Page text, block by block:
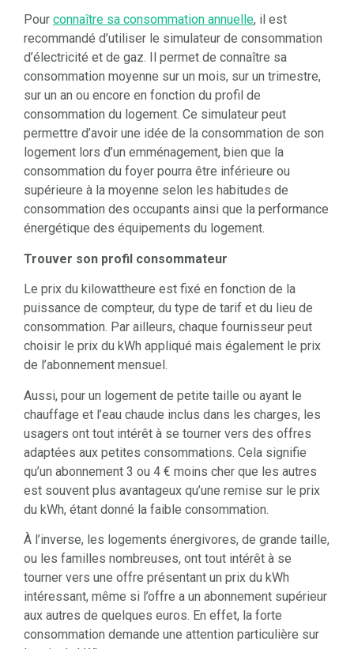
Pour connaître sa consommation annuelle, il est
recommandé d’utiliser le simulateur de consommation
d’électricité et de gaz. Il permet de connaître sa
consommation moyenne sur un mois, sur un trimestre,
sur un an ou encore en fonction du profil de
consommation du logement. Ce simulateur peut
permettre d’avoir une idée de la consommation de son
logement lors d’un emménagement, bien que la
consommation du foyer pourra être inférieure ou
supérieure à la moyenne selon les habitudes de
consommation des occupants ainsi que la performance
énergétique des équipements du logement.
Trouver son profil consommateur
Le prix du kilowattheure est fixé en fonction de la
puissance de compteur, du type de tarif et du lieu de
consommation. Par ailleurs, chaque fournisseur peut
choisir le prix du kWh appliqué mais également le prix
de l’abonnement mensuel.
Aussi, pour un logement de petite taille ou ayant le
chauffage et l’eau chaude inclus dans les charges, les
usagers ont tout intérêt à se tourner vers des offres
adaptées aux petites consommations. Cela signifie
qu’un abonnement 3 ou 4 € moins cher que les autres
est souvent plus avantageux qu’une remise sur le prix
du kWh, étant donné la faible consommation.
À l’inverse, les logements énergivores, de grande taille,
ou les familles nombreuses, ont tout intérêt à se
tourner vers une offre présentant un prix du kWh
intéressant, même si l’offre a un abonnement supérieur
aux autres de quelques euros. En effet, la forte
consommation demande une attention particulière sur